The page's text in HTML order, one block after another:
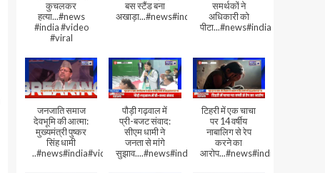
कुचलकर
हत्या...#news
#india #video
#viral
बस स्टैंड बना
अखाड़ा...#news#india#video#viral
समर्थकों ने
अधिकारी को
पीटा...#news#india#video#viral
जनजाति समाज
देवभूमि की आत्मा:
मुख्यमंत्री पुष्कर
सिंह धामी
..#news#india#video#viral
पौड़ी गढ़वाल में
प्री-बजट संवाद:
सीएम धामी ने
जनता से मांगे
सुझाव....#news#india#video#viral
टिहरी में एक चाचा
पर 14 वर्षीय
नाबालिग से रेप
करने का
आरोप...#news#india#video